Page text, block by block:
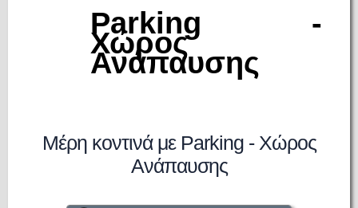
Parking -
Χώρος
Ανάπαυσης
Μέρη κοντινά με Parking - Χώρος
Ανάπαυσης